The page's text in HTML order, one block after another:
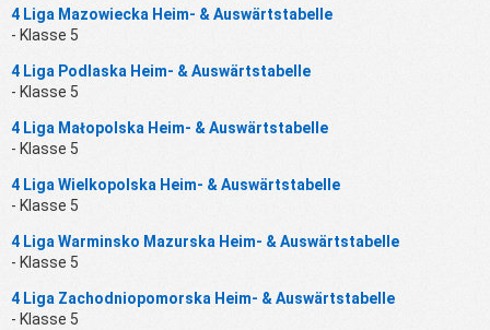
4 Liga Mazowiecka Heim- & Auswärtstabelle
- Klasse 5
4 Liga Podlaska Heim- & Auswärtstabelle
- Klasse 5
4 Liga Małopolska Heim- & Auswärtstabelle
- Klasse 5
4 Liga Wielkopolska Heim- & Auswärtstabelle
- Klasse 5
4 Liga Warminsko Mazurska Heim- & Auswärtstabelle
- Klasse 5
4 Liga Zachodniopomorska Heim- & Auswärtstabelle
- Klasse 5